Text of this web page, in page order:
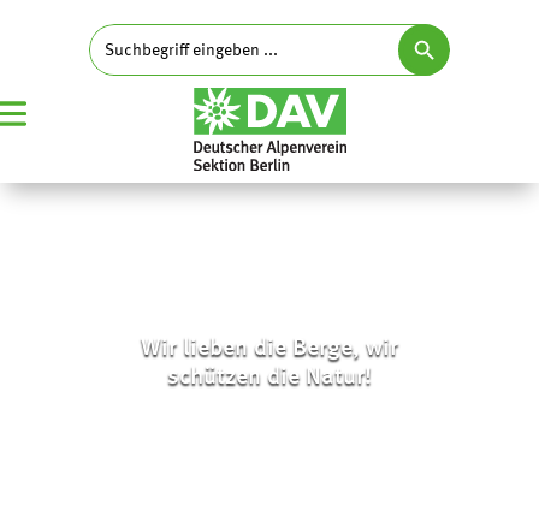
Search
for:
Search Button
Wir lieben die Berge, wir
schützen die Natur!